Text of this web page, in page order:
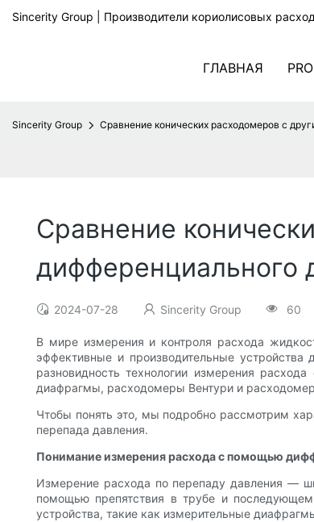
Sincerity Group | Производители кориолисовых
ГЛАВНАЯ
Sincerity Group Сравнение конических расходомеров с
Сравнение
дифференциального
2024-07-28 Sincerity Group 60
В мире измерения и контроля расхода
эффективные и производительные
разновидность технологии измерения
диафрагмы, расходомеры Вентури и
Чтобы понять это, мы подробно рассмотрим
перепада давления.
Понимание измерения расхода с помощью
Измерение расхода по перепаду давления —
помощью препятствия в трубе и последующем
устройства, такие как измерительные